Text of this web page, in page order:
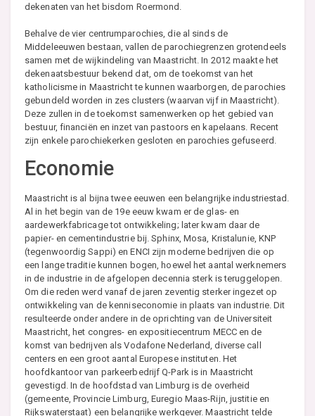
dekenaten van het bisdom Roermond.
Behalve de vier centrumparochies, die al sinds de
Middeleeuwen bestaan, vallen de parochiegrenzen grotendeels
samen met de wijkindeling van Maastricht. In 2012 maakte het
dekenaatsbestuur bekend dat, om de toekomst van het
katholicisme in Maastricht te kunnen waarborgen, de parochies
gebundeld worden in zes clusters (waarvan vijf in Maastricht).
Deze zullen in de toekomst samenwerken op het gebied van
bestuur, financiën en inzet van pastoors en kapelaans. Recent
zijn enkele parochiekerken gesloten en parochies gefuseerd.
Economie
Maastricht is al bijna twee eeuwen een belangrijke industriestad.
Al in het begin van de 19e eeuw kwam er de glas- en
aardewerkfabricage tot ontwikkeling; later kwam daar de
papier- en cementindustrie bij. Sphinx, Mosa, Kristalunie, KNP
(tegenwoordig Sappi) en ENCI zijn moderne bedrijven die op
een lange traditie kunnen bogen, hoewel het aantal werknemers
in de industrie in de afgelopen decennia sterk is teruggelopen.
Om die reden werd vanaf de jaren zeventig sterker ingezet op
ontwikkeling van de kenniseconomie in plaats van industrie. Dit
resulteerde onder andere in de oprichting van de Universiteit
Maastricht, het congres- en expositiecentrum MECC en de
komst van bedrijven als Vodafone Nederland, diverse call
centers en een groot aantal Europese instituten. Het
hoofdkantoor van parkeerbedrijf Q-Park is in Maastricht
gevestigd. In de hoofdstad van Limburg is de overheid
(gemeente, Provincie Limburg, Euregio Maas-Rijn, justitie en
Rijkswaterstaat) een belangrijke werkgever. Maastricht telde